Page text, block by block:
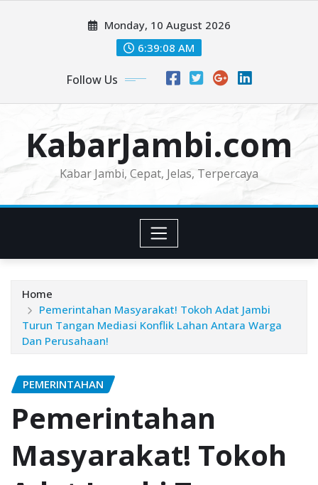
Monday, 10 August 2026
6:39:11 AM
Follow Us
KabarJambi.com
Kabar Jambi, Cepat, Jelas, Terpercaya
Home
Pemerintahan Masyarakat! Tokoh Adat Jambi
Turun Tangan Mediasi Konflik Lahan Antara Warga
Dan Perusahaan!
PEMERINTAHAN
Pemerintahan
Masyarakat! Tokoh